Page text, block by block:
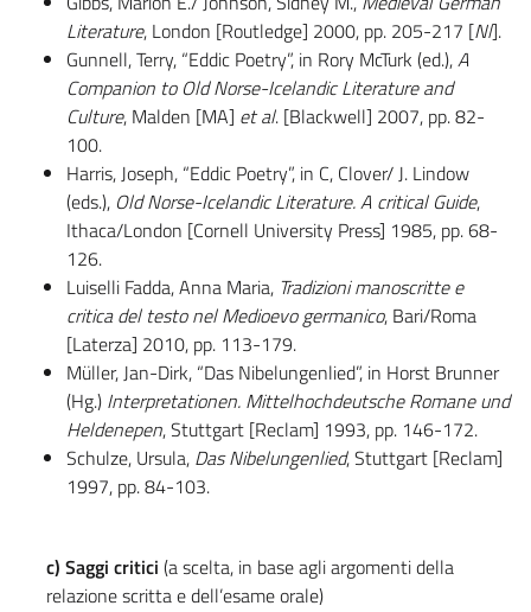
Literature, London [Routledge] 2000, pp. 205-217 [Nl].
Gunnell, Terry, “Eddic Poetry”, in Rory McTurk (ed.),A
Companion to Old Norse-Icelandic Literature and
Culture, Malden [MA] et al. [Blackwell] 2007, pp. 82-
100.
Harris, Joseph, “Eddic Poetry”, in C, Clover/ J. Lindow
(eds.), Old Norse-Icelandic Literature.A critical Guide,
Ithaca/London [Cornell University Press] 1985, pp. 68-
126.
Luiselli Fadda, Anna Maria, Tradizioni manoscritte e
critica del testo nel Medioevo germanico, Bari/Roma
[Laterza] 2010, pp. 113-179.
Müller, Jan-Dirk, “Das Nibelungenlied”, in Horst Brunner
(Hg.) Interpretationen. Mittelhochdeutsche Romane und
Heldenepen, Stuttgart [Reclam] 1993, pp. 146-172.
Schulze, Ursula, Das Nibelungenlied, Stuttgart [Reclam]
1997, pp. 84-103.
c) Saggi critici (a scelta, in base agli argomenti della
relazione scritta e dell’esame orale)